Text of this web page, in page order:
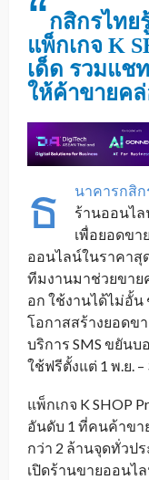
“กสิกรไทย
แพ็กเกจ K
เด็ด รวมแช
ให้ค้าขายค
ธ นาคารกสิก
ร้านออนไ
เพื่อยอดขา
ออนไลน์ในราคาสุ
ทีมงานมาช่วยขาย
อก ใช้งานได้ไม่อั้น
โอกาสสร้างยอดข
บริการ SMS ขยัน
ใช้ฟรีตั้งแต่ 1 พ.ย. –
แพ็กเกจ K SHOP
อันดับ 1 ที่คนค้าขา
กว่า 2 ล้านจุดทั่วป
เปิดร้านขายออนไ